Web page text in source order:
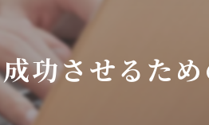
泉南市
功させるた